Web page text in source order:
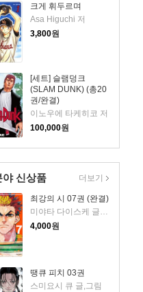
크게 휘두르며
Asa Higuchi 저
3,800원
[세트] 슬램덩크
(SLAM DUNK) (총20
권/완결)
이노우에 타케히코 저
100,000원
야 신상품
최강의 시 07권 (완결)
미야타 다이스케 글그림
4,000원
땡큐 피치 03권
스미요시 큐 글,그림
더보기